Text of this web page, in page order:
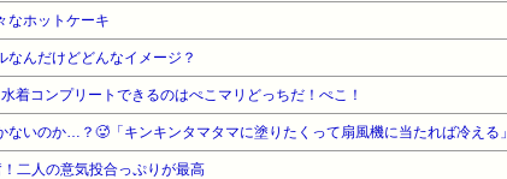
なホットケーキ
んだけどどんなイメージ？
着コンプリートできるのはぺこマリどっちだ！ぺこ！
いのか…？🥵「キンキンタマタマに塗りたくって扇風機に当たれば冷える」
二人の意気投合っぷりが最高